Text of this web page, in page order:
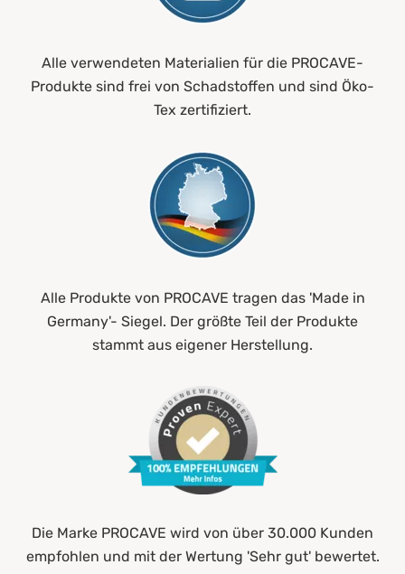
Alle verwendeten Materialien für die PROCAVE-
Produkte sind frei von Schadstoffen und sind Öko-
Tex zertifiziert.
Alle Produkte von PROCAVE tragen das 'Made in
Germany'- Siegel. Der größte Teil der Produkte
stammt aus eigener Herstellung.
Die Marke PROCAVE wird von über 30.000 Kunden
empfohlen und mit der Wertung 'Sehr gut' bewertet.